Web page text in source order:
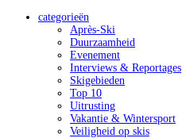
categorieën
Après-Ski
Duurzaamheid
Evenement
Interviews & Reportages
Skigebieden
Top 10
Uitrusting
Vakantie & Wintersport
Veiligheid op skis